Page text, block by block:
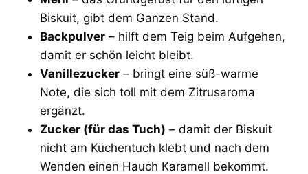
Biskuit, gibt dem Ganzen Stand.
Backpulver – hilft dem Teig beim Aufgehen,
damit er schön leicht bleibt.
Vanillezucker – bringt eine süß-warme
Note, die sich toll mit dem Zitrusaroma
ergänzt.
Zucker (für das Tuch) – damit der Biskuit
nicht am Küchentuch klebt und nach dem
Wenden einen Hauch Karamell bekommt.